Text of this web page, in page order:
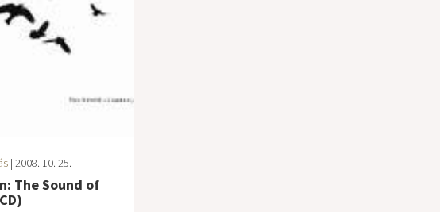
| 2008. 10. 25.
The Sound of